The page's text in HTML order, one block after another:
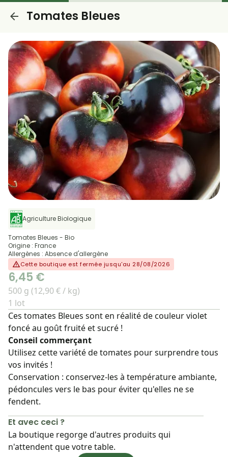
Tomates Bleues
Agriculture Biologique
Tomates Bleues - Bio
Origine : France
Allergènes : Absence d'allergène
Cette boutique est fermée jusqu'au 28/08/2026
6,45 €
500 g (12,90 € / kg)
1 lot
Ces tomates Bleues sont en réalité de couleur violet
foncé au goût fruité et sucré !
Conseil commerçant
Utilisez cette variété de tomates pour surprendre tous
vos invités !
Conservation : conservez-les à température ambiante,
pédoncules vers le bas pour éviter qu'elles ne se
fendent.
Et avec ceci ?
La boutique regorge d'autres produits qui
n'attendent que votre table.